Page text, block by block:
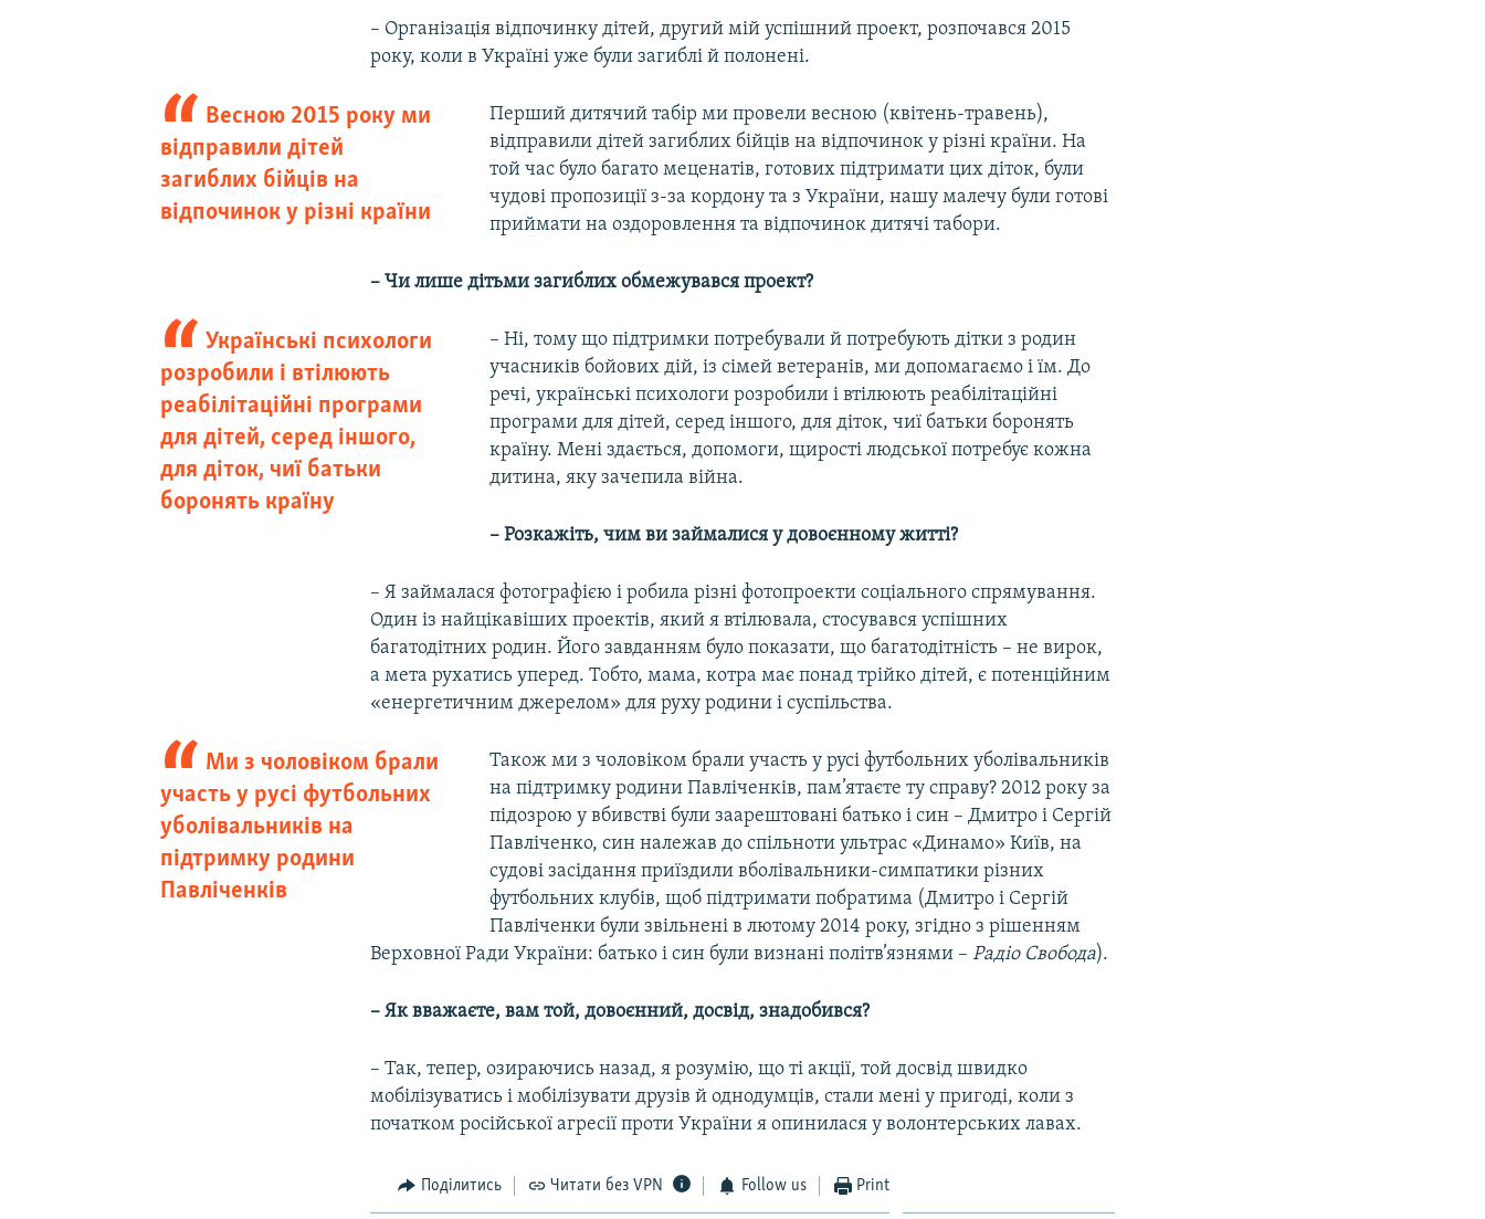
– Організація відпочинку дітей, другий мій успішний проект, розпочався 2015
року, коли в Україні уже були загиблі й полонені.
Весною 2015 року ми
відправили дітей
загиблих бійців на
відпочинок у різні країни
​Перший дитячий табір ми провели весною (квітень-травень),
відправили дітей загиблих бійців на відпочинок у різні країни. На
той час було багато меценатів, готових підтримати цих діток, були
чудові пропозиції з-за кордону та з України, нашу малечу були готові
приймати на оздоровлення та відпочинок дитячі табори.
– Чи лише дітьми загиблих обмежувався проект?
Українські психологи
розробили і втілюють
реабілітаційні програми
для дітей, серед іншого,
для діток, чиї батьки
боронять країну
– Ні, тому що підтримки потребували й потребують дітки з родин
учасників бойових дій, із сімей ветеранів, ми допомагаємо і їм. До
речі, українські психологи розробили і втілюють реабілітаційні
програми для дітей, серед іншого, для діток, чиї батьки боронять
країну. Мені здається, допомоги, щирості людської потребує кожна
дитина, яку зачепила війна.
– Розкажіть, чим ви займалися у довоєнному житті?
– Я займалася фотографією і робила різні фотопроекти соціального спрямування.
Один із найцікавіших проектів, який я втілювала, стосувався успішних
багатодітних родин. Його завданням було показати, що багатодітність – не вирок,
а мета рухатись уперед. Тобто, мама, котра має понад трійко дітей, є потенційним
«енергетичним джерелом» для руху родини і суспільства.​
Ми з чоловіком брали
участь у русі футбольних
уболівальників на
підтримку родини
Павліченків
Також ми з чоловіком брали участь у русі футбольних уболівальників
на підтримку родини Павліченків, пам’ятаєте ту справу? 2012 року за
підозрою у вбивстві були заарештовані батько і син – Дмитро і Сергій
Павліченко, син належав до спільноти ультрас «Динамо» Київ, на
судові засідання приїздили вболівальники-симпатики різних
футбольних клубів, щоб підтримати побратима (Дмитро і Сергій
Павліченки були звільнені в лютому 2014 року, згідно з рішенням
Верховної Ради України: батько і син були визнані політв’язнями –Радіо Свобода).
– Як вважаєте, вам той, довоєнний, досвід, знадобився?
– Так, тепер, озираючись назад, я розумію, що ті акції, той досвід швидко
мобілізуватись і мобілізувати друзів й однодумців, стали мені у пригоді, коли з
початком російської агресії проти України я опинилася у волонтерських лавах.
Поділитись Читати без VPN Follow us Print